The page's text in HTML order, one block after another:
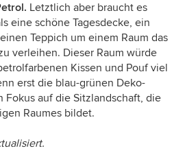
Letztlich aber braucht es
eine schöne Tagesdecke, ein
Teppich um einem Raum das
verleihen. Dieser Raum würde
Kissen und Pouf viel
erst die blau-grünen Deko-
Fokus auf die Sitzlandschaft, die
Raumes bildet.